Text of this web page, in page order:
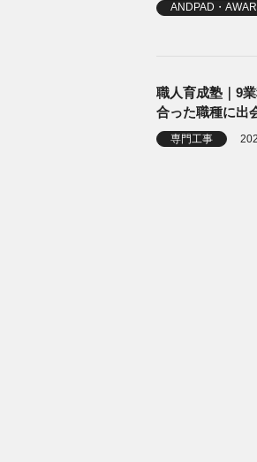
ANDPAD・
職人育成塾｜9
合った職種に出
専門工事